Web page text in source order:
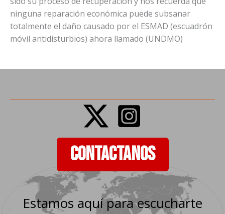
ninguna reparación económica puede subsanar
totalmente el daño causado por el ESMAD (escuadrón
móvil antidisturbios) ahora llamado (UNDMO)
CONTACTANOS
Estamos aquí para escucharte